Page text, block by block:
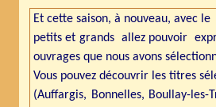
Et cette saison, à nouveau, avec le
petits et grands allez pouvoir
ouvrages que nous avons
Vous pouvez découvrir les titres
(Auffargis, Bonnelles, Boullay-les-